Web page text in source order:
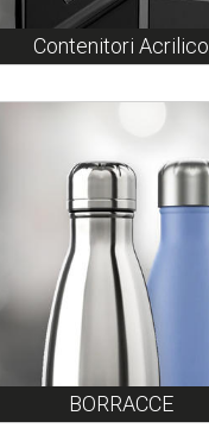
Contenitori Acrilico
BORRACCE